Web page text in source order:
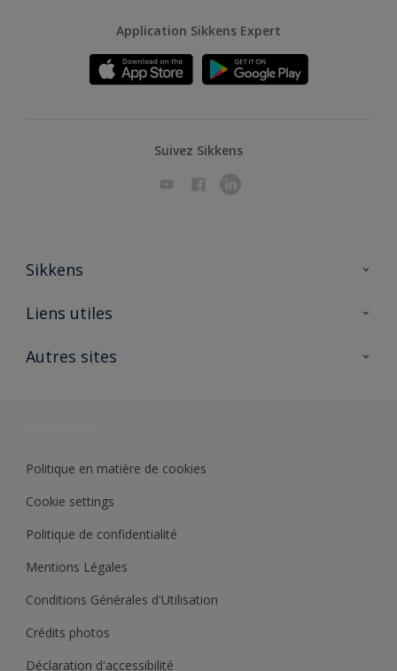
Application Sikkens Expert
Suivez Sikkens
Sikkens
A propos de Sikkens
Liens utiles
Ouvrir un magasin PASS
Autres sites
Politique en matière de cookies
Cookie settings
Politique de confidentialité
Mentions Légales
Conditions Générales d'Utilisation
Crédits photos
Déclaration d'accessibilité